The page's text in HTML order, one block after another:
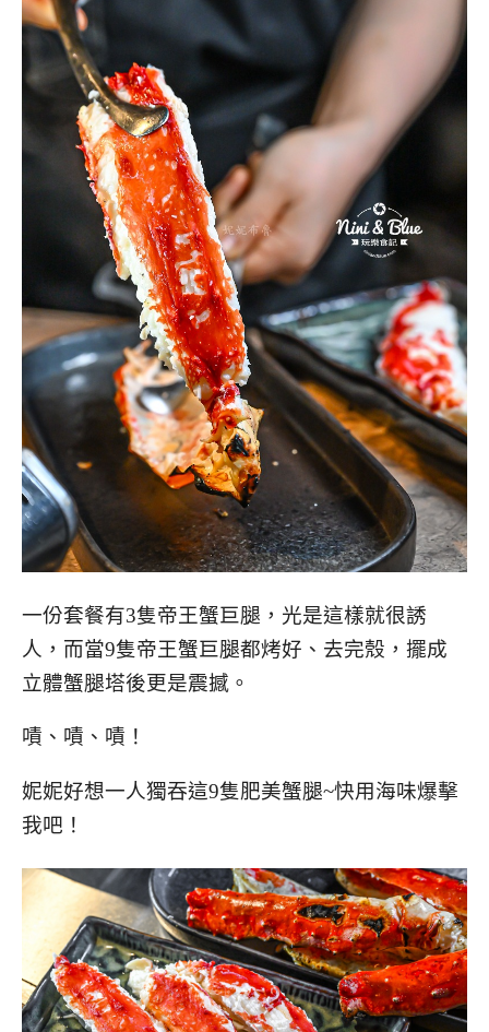
一份套餐有3隻帝王蟹巨腿，光是這樣就很誘
人，而當9隻帝王蟹巨腿都烤好、去完殼，擺成
立體蟹腿塔後更是震撼。
嘖、嘖、嘖！
妮妮好想一人獨吞這9隻肥美蟹腿~快用海味爆擊
我吧！